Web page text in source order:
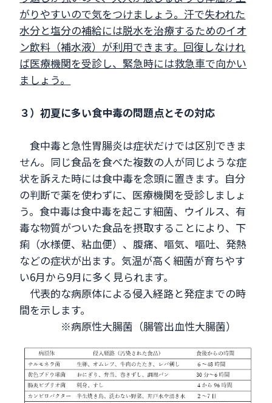
がりやすいので気をつけましょう。汗で失われた
水分と塩分の補給には脱水を治療するためのイオ
ン飲料（補水液）が利用できます。回復しなけれ
ば医療機関を受診し、緊急時には救急車で向かい
ましょう。
３）初夏に多い食中毒の問題点とその対応
食中毒と急性胃腸炎は症状だけでは区別できま
せん。同じ食品を食べた複数の人が同じような症
状を訴えた時には食中毒を念頭に置きます。自分
の判断で薬を使わずに、医療機関を受診しましょ
う。食中毒は食中毒を起こす細菌、ウイルス、有
毒な物質がついた食品を摂取することにより、下
痢（水様便、粘血便）、腹痛、嘔気、嘔吐、発熱
などの症状が出ます。気温が高く細菌が育ちやす
い6月から9月に多く見られます。
代表的な病原体による侵入経路と発症までの時
間を示します。
※病原性大腸菌（腸管出血性大腸菌）